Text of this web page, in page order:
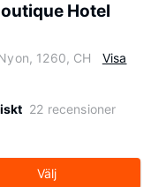
Hotel
1260, CH
Visa
22 recensioner
Välj